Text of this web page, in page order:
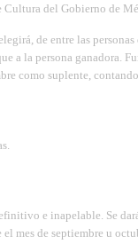
Cultura del Gobierno de
de entre las
a la persona ganadora.
como suplente,
e inapelable. Se
mes de septiembre u